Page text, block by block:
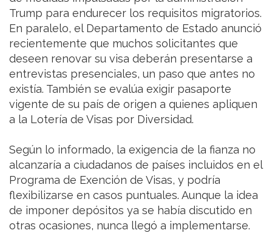
Trump para endurecer los requisitos migratorios.
En paralelo, el Departamento de Estado anunció
recientemente que muchos solicitantes que
deseen renovar su visa deberán presentarse a
entrevistas presenciales, un paso que antes no
existía. También se evalúa exigir pasaporte
vigente de su país de origen a quienes apliquen
a la Lotería de Visas por Diversidad.
Según lo informado, la exigencia de la fianza no
alcanzaría a ciudadanos de países incluidos en el
Programa de Exención de Visas, y podría
flexibilizarse en casos puntuales. Aunque la idea
de imponer depósitos ya se había discutido en
otras ocasiones, nunca llegó a implementarse.